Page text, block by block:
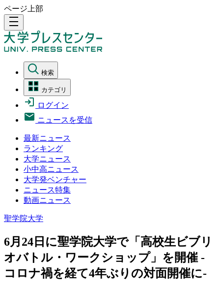
ページ上部
density_medium
検索
カテゴリ
ログイン
ニュースを受信
最新ニュース
ランキング
大学ニュース
小中高ニュース
大学発ベンチャー
ニュース特集
動画ニュース
聖学院大学
6月24日に聖学院大学で「高校生ビブリ
オバトル・ワークショップ」を開催 -
コロナ禍を経て4年ぶりの対面開催に-